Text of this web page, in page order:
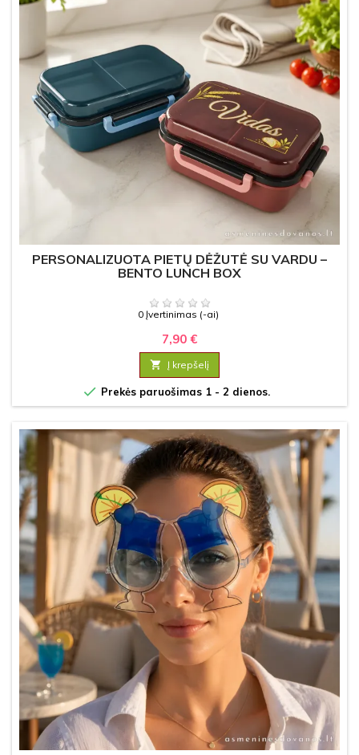
PERSONALIZUOTA PIETŲ DĖŽUTĖ SU VARDU –
BENTO LUNCH BOX
0 Įvertinimas (-ai)
7,90 €
 Į krepšelį
 Prekės paruošimas 1 - 2 dienos.